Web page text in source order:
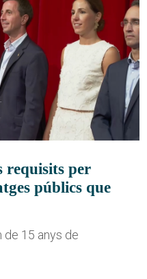
requisits per
públics que
de 15 anys de